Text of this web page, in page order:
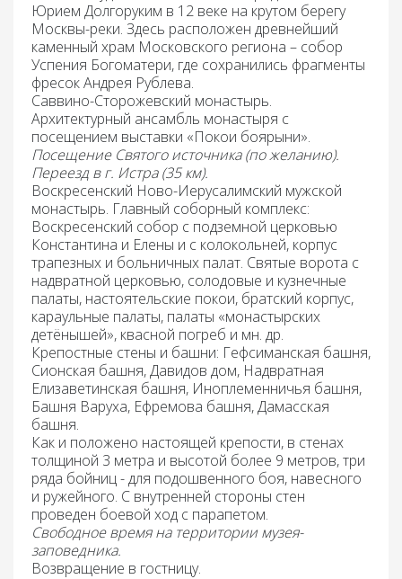
Юрием Долгоруким в 12 веке на крутом берегу
Москвы-реки. Здесь расположен древнейший
каменный храм Московского региона – собор
Успения Богоматери, где сохранились фрагменты
фресок Андрея Рублева.
Саввино-Сторожевский монастырь.
Архитектурный ансамбль монастыря с
посещением выставки «Покои боярыни».
Посещение Святого источника (по желанию).
Переездв г. Истра (35 км).
Воскресенский Ново-Иерусалимский мужской
монастырь. Главный соборный комплекс:
Воскресенский собор с подземной церковью
Константина и Елены и с колокольней, корпус
трапезных и больничных палат. Святые ворота с
надвратной церковью, солодовые и кузнечные
палаты, настоятельские покои, братский корпус,
караульные палаты, палаты «монастырских
детёнышей», квасной погреб и мн. др.
Крепостные стены и башни: Гефсиманская башня,
Сионская башня, Давидов дом, Надвратная
Елизаветинская башня, Иноплеменничья башня,
Башня Варуха, Ефремова башня, Дамасская
башня.
Как и положено настоящей крепости, в стенах
толщиной 3 метра и высотой более 9 метров, три
ряда бойниц - для подошвенного боя, навесного
и ружейного. С внутренней стороны стен
проведен боевой ход с парапетом.
Свободное время на территории музея-
заповедника.
Возвращение в гостницу.